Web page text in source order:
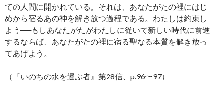
ての人間に開かれている。それは、あなたがたの裡にはじ
めから宿るあの神を解き放つ過程である。わたしは約束し
よう──もしあなたがたがわたしに従いて新しい時代に前進
するならば、あなたがたの裡に宿る聖なる本質を解き放っ
てあげよう。
（『いのちの水を運ぶ者』第28信、p.96〜97）